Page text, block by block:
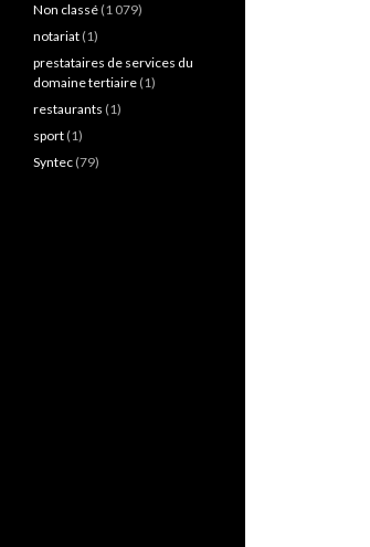
Non classé (1 079)
notariat (1)
prestataires de services du
domaine tertiaire (1)
restaurants (1)
sport (1)
Syntec (79)